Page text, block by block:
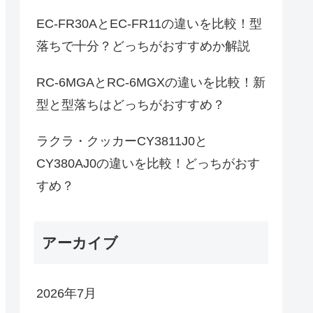
EC-FR30AとEC-FR11の違いを比較！型
落ちで十分？どっちがおすすめか解説
RC-6MGAとRC-6MGXの違いを比較！新
型と型落ちはどっちがおすすめ？
ラクラ・クッカーCY3811J0と
CY380AJ0の違いを比較！どっちがおす
すめ？
アーカイブ
2026年7月